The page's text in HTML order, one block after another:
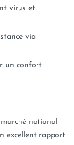
virus et
via
un confort
national
excellent rapport